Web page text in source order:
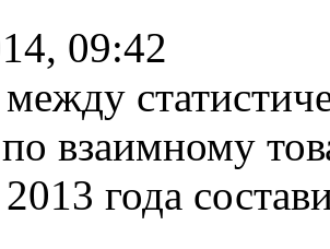
09:42
между
взаимному
года